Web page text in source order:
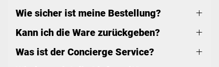
Wie sicher ist meine Bestellung?
Kann ich die Ware zurückgeben?
Was ist der Concierge Service?